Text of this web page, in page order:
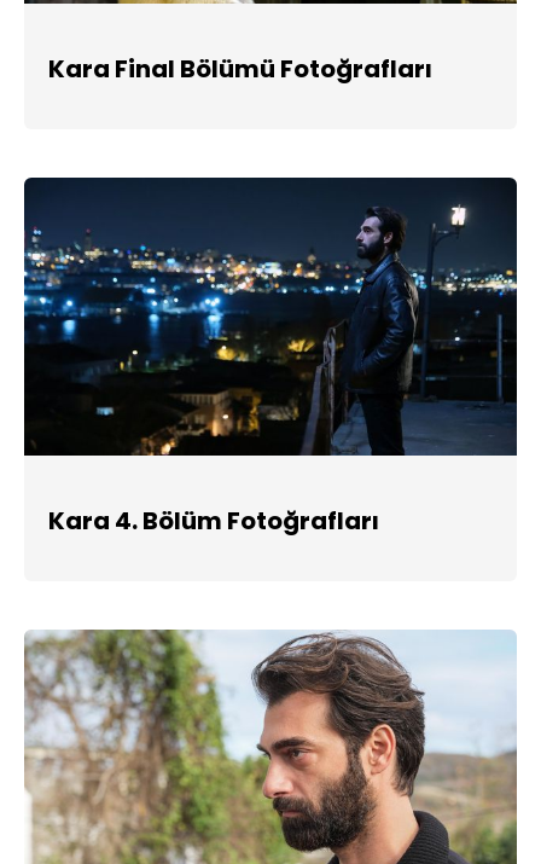
Kara Final Bölümü Fotoğrafları
Kara 4. Bölüm Fotoğrafları